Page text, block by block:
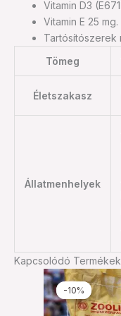
Vitamin D3
Vitamin E 25 mg.
Tartósítószerek
Tömeg
Életszakasz
Állatmenhelyek
Kapcsolódó Termékek
-10%
-10%